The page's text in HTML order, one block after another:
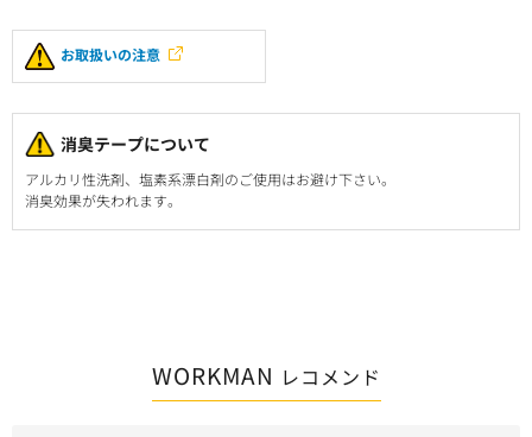
お取扱いの注意
消臭テープについて
アルカリ性洗剤、塩素系漂白剤のご使用はお避け下さい。
消臭効果が失われます。
WORKMAN レコメンド